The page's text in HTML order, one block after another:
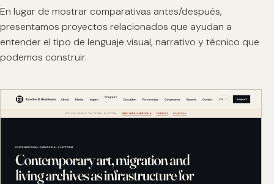
En lugar de mostrar comparativas antes/después,
presentamos proyectos relacionados que ayudan a
entender el tipo de lenguaje visual, narrativo y técnico que
podemos construir.